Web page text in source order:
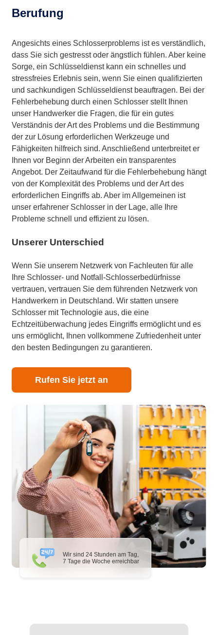
Wir sind 24 Stunden am Tag,
7 Tage die Woche erreichbar
Berufung
Angesichts eines Schlosserproblems ist es verständlich,
dass Sie sich gestresst oder ängstlich fühlen. Aber keine
Sorge, ein Schlüsseldienst kann ein schnelles und
stressfreies Erlebnis sein, wenn Sie einen qualifizierten
und sachkundigen Schlüsseldienst beauftragen. Bei der
Fehlerbehebung durch einen Schlosser stellt Ihnen
unser Handwerker die Fragen, die für ein gutes
Verständnis der Art des Problems und die Bestimmung
der zur Lösung erforderlichen Werkzeuge und
Fähigkeiten hilfreich sind. Anschließend unterbreitet er
Ihnen vor Beginn der Arbeiten ein transparentes
Angebot. Der Zeitaufwand für die Fehlerbehebung hängt
von der Komplexität des Problems und der Art des
erforderlichen Eingriffs ab. Aber im Allgemeinen ist
unser erfahrener Schlosser in der Lage, alle Ihre
Probleme schnell und effizient zu lösen.
Unserer Unterschied
Wenn Sie unserem Netzwerk von Fachleuten für alle
Ihre Schlosser- und Notfall-Schlosserbedürfnisse
vertrauen, vertrauen Sie dem führenden Netzwerk von
Handwerkern in Deutschland. Wir statten unsere
Schlosser mit Technologie aus, die eine
Echtzeitüberwachung jedes Eingriffs ermöglicht und es
uns ermöglicht, Ihnen vollkommene Zufriedenheit unter
den besten Bedingungen zu garantieren.
Rufen Sie jetzt an